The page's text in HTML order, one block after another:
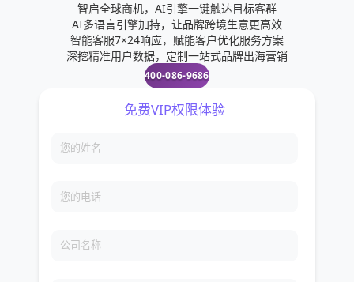
智启全球商机，AI引擎一键触达目标客群
AI多语言引擎加持，让品牌跨境生意更高效
智能客服7×24响应，赋能客户优化服务方案
深挖精准用户数据，定制一站式品牌出海营销
400-086-9686